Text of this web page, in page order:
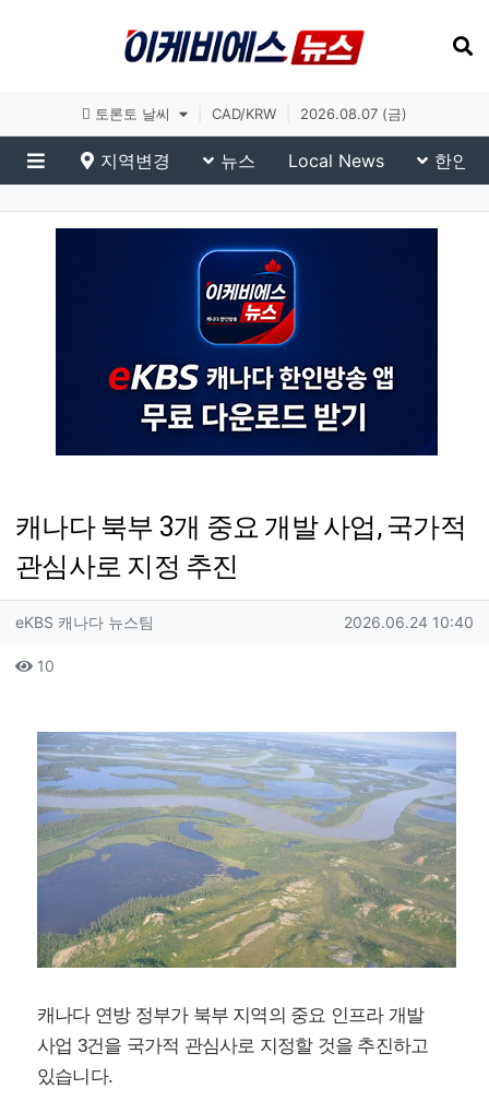
토론토 날씨 CAD/KRW 2026.08.07 (금)
메뉴
지역변경 뉴스 Local News 한인
eKBS News
캐나다 북부 3개 중요 개발 사업, 국가적
관심사로 지정 추진
작성자 정보
eKBS 캐나다 뉴스팀 작성일
2026.06.24 10:40
컨텐츠 정보
10
캐나다 연방 정부가 북부 지역의 중요 인프라 개발
사업 3건을 국가적 관심사로 지정할 것을 추진하고
있습니다.